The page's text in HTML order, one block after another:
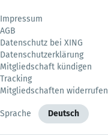
Impressum
AGB
Datenschutz bei XING
Datenschutzerklärung
Mitgliedschaft kündigen
Tracking
Mitgliedschaften widerrufen
Sprache Deutsch